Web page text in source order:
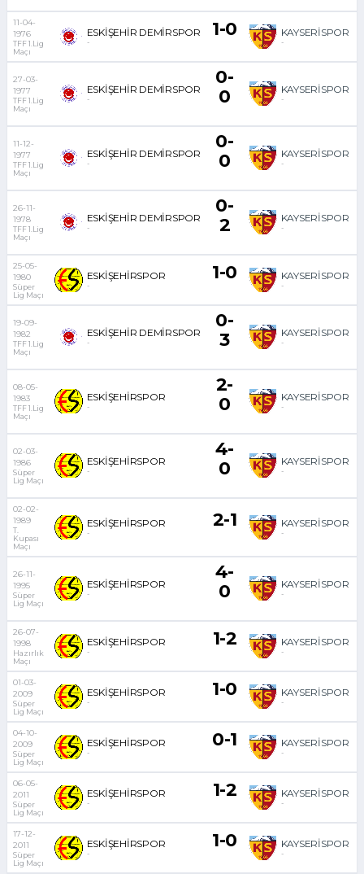
11-04-
1976
TFF 1.Lig
Maçı
ESKİŞEHİR DEMİRSPOR
-
1-0 KAYSERİSPOR
-
27-03-
1977
TFF 1.Lig
Maçı
ESKİŞEHİR DEMİRSPOR
-
0-
0
KAYSERİSPOR
-
11-12-
1977
TFF 1.Lig
Maçı
ESKİŞEHİR DEMİRSPOR
-
0-
0
KAYSERİSPOR
-
26-11-
1978
TFF 1.Lig
Maçı
ESKİŞEHİR DEMİRSPOR
-
0-
2
KAYSERİSPOR
-
25-05-
1980
Süper
Lig Maçı
ESKİŞEHİRSPOR
-
1-0 KAYSERİSPOR
-
19-09-
1982
TFF 1.Lig
Maçı
ESKİŞEHİR DEMİRSPOR
-
0-
3
KAYSERİSPOR
-
08-05-
1983
TFF 1.Lig
Maçı
ESKİŞEHİRSPOR
-
2-
0
KAYSERİSPOR
-
02-03-
1986
Süper
Lig Maçı
ESKİŞEHİRSPOR
-
4-
0
KAYSERİSPOR
-
02-02-
1989
T.
Kupası
Maçı
ESKİŞEHİRSPOR
-
2-1 KAYSERİSPOR
-
26-11-
1995
Süper
Lig Maçı
ESKİŞEHİRSPOR
-
4-
0
KAYSERİSPOR
-
26-07-
1998
Hazırlık
Maçı
ESKİŞEHİRSPOR
-
1-2 KAYSERİSPOR
-
01-03-
2009
Süper
Lig Maçı
ESKİŞEHİRSPOR
-
1-0 KAYSERİSPOR
-
04-10-
2009
Süper
Lig Maçı
ESKİŞEHİRSPOR
-
0-1 KAYSERİSPOR
-
06-05-
2011
Süper
Lig Maçı
ESKİŞEHİRSPOR
-
1-2 KAYSERİSPOR
-
17-12-
2011
Süper
Lig Maçı
ESKİŞEHİRSPOR
-
1-0 KAYSERİSPOR
-